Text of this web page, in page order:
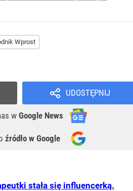
Wprost
UDOSTĘPNIJ
w Google News
źródło w Google
stała się influencerką.